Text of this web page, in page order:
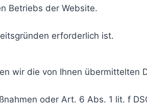
Betriebs der Website.
erforderlich ist.
wir die von Ihnen übermittelten
oder Art. 6 Abs. 1 lit. f